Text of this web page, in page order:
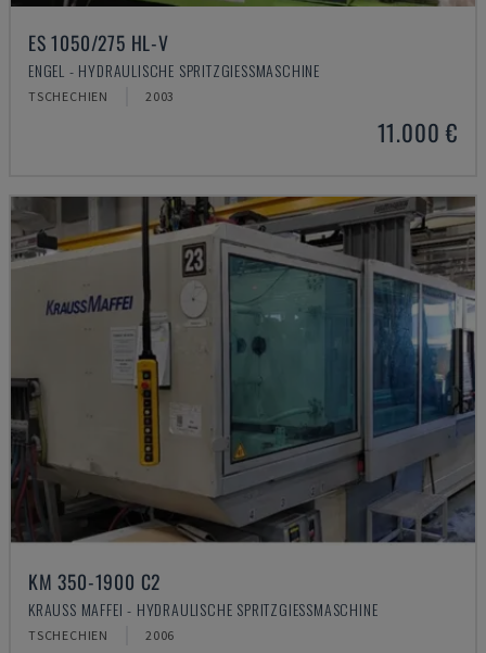
ES 1050/275 HL-V
ENGEL - HYDRAULISCHE SPRITZGIESSMASCHINE
TSCHECHIEN 2003
11.000 €
KM 350-1900 C2
KRAUSS MAFFEI - HYDRAULISCHE SPRITZGIESSMASCHINE
TSCHECHIEN 2006